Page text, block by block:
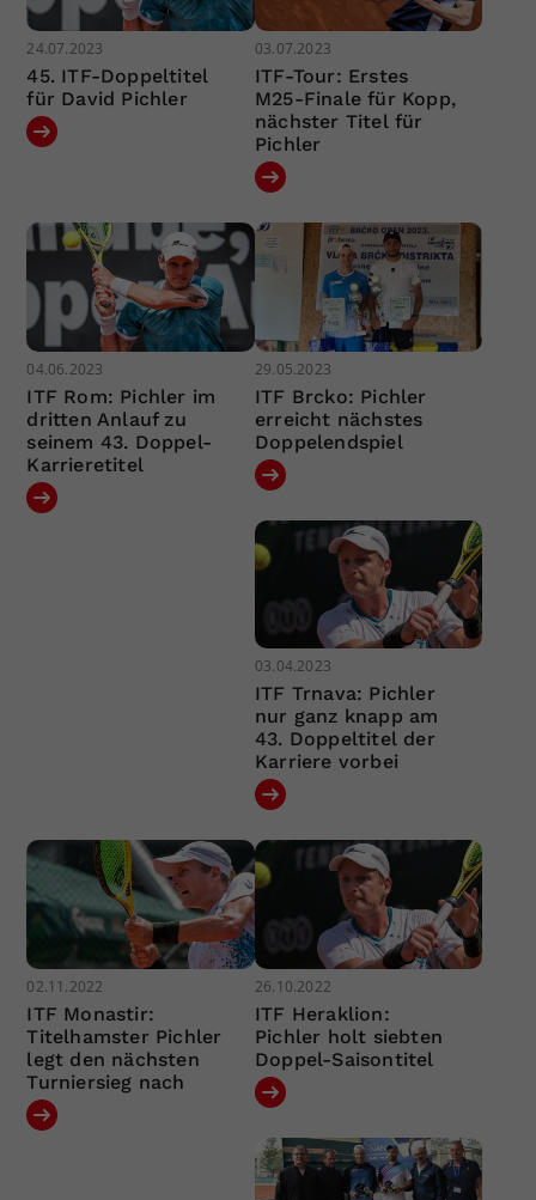
24.07.2023
45. ITF-Doppeltitel
für David Pichler
03.07.2023
ITF-Tour: Erstes
M25-Finale für Kopp,
nächster Titel für
Pichler
04.06.2023
ITF Rom: Pichler im
dritten Anlauf zu
seinem 43. Doppel-
Karrieretitel
29.05.2023
ITF Brcko: Pichler
erreicht nächstes
Doppelendspiel
03.04.2023
ITF Trnava: Pichler
nur ganz knapp am
43. Doppeltitel der
Karriere vorbei
02.11.2022
ITF Monastir:
Titelhamster Pichler
legt den nächsten
Turniersieg nach
26.10.2022
ITF Heraklion:
Pichler holt siebten
Doppel-Saisontitel